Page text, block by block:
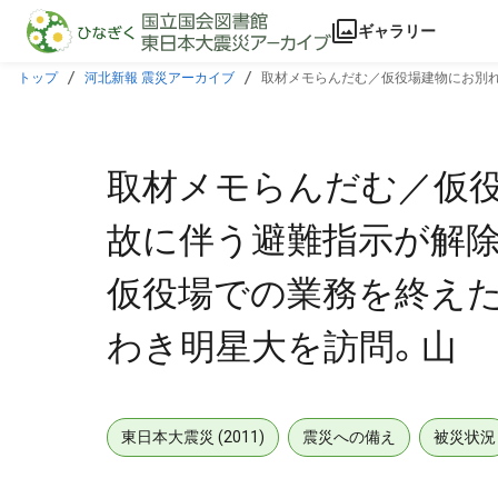
本文に飛ぶ
ギャラリー
トップ 河北新報 震災アーカイブ
取材メモらんだむ／仮役場建物にお別
取材メモらんだむ／仮
故に伴う避難指示が解
仮役場での業務を終え
わき明星大を訪問。山
東日本大震災 (2011) 震災への備え 被災状況